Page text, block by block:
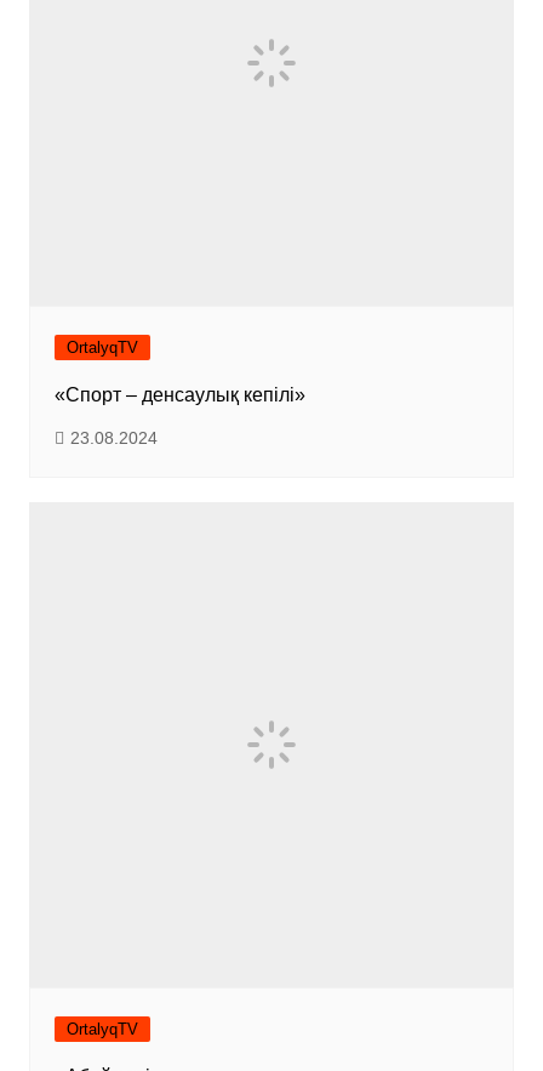
OrtalyqTV
«Спорт – денсаулық кепілі»
23.08.2024
OrtalyqTV